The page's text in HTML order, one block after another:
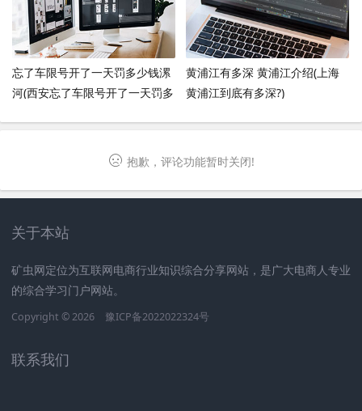
忘了车限号开了一天罚多少钱漯
河(西安忘了车限号开了一天罚多
黄浦江有多深 黄浦江介绍(上海
黄浦江到底有多深?)
抱歉，评论功能暂时关闭!
关于本站
矿虫网定位为互联网电商行业知识综合分享网站，是广大电商人专业
的综合学习门户网站。
Copyright © 2026 豫ICP备2022022324号
联系我们